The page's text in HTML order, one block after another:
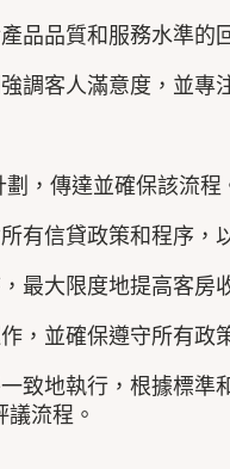
品品質和服務水準的
調客人滿意度，並專
，傳達並確保該流程
有信貸政策和程序，
最大限度地提高客房
，並確保遵守所有政
致地執行，根據標準
流程。